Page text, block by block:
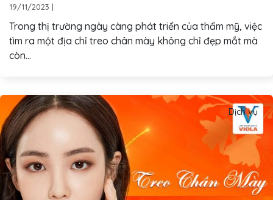
19/11/2023 |
Trong thị trường ngày càng phát triển của thẩm mỹ, việc
tìm ra một địa chỉ treo chân mày không chỉ đẹp mắt mà
còn...
Dịch vụ